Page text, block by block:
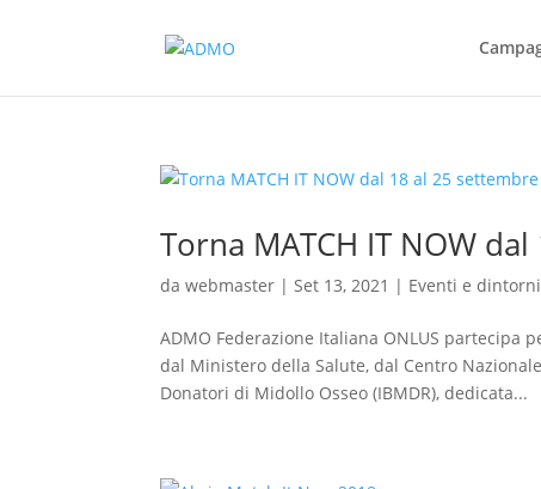
Torna MATCH IT NOW
dawebmaster |Set 13, 2021 | Eventi e dintorni
ADMO Federazione Italiana ONLUS partecipa
dal Ministero della Salute, dal Centro
Donatori di Midollo Osseo (IBMDR), dedicata...